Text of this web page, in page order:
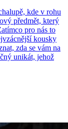
kde v rohu
předmět, který
pro nás to
kousky
zda se vám na
unikát, jehož